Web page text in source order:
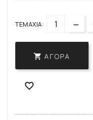
ΤΕΜΆΧΙΑ:
 ΑΓΟΡΆ
